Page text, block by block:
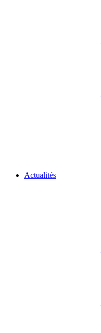
Actualités